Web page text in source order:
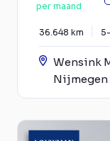
per maand
36.648 km
Wensink
Nijmegen